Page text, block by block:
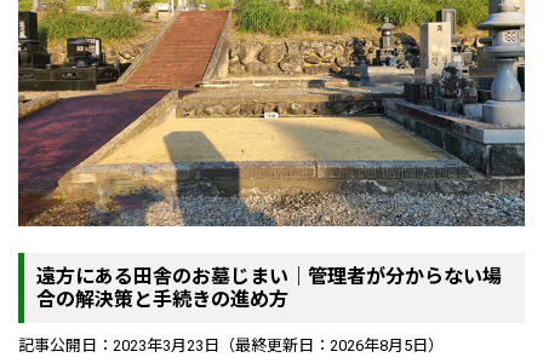
遠方にある田舎のお墓じまい｜管理者が分からない場
合の解決策と手続きの進め方
記事公開日：2023年3月23日（最終更新日：2026年8月5日）